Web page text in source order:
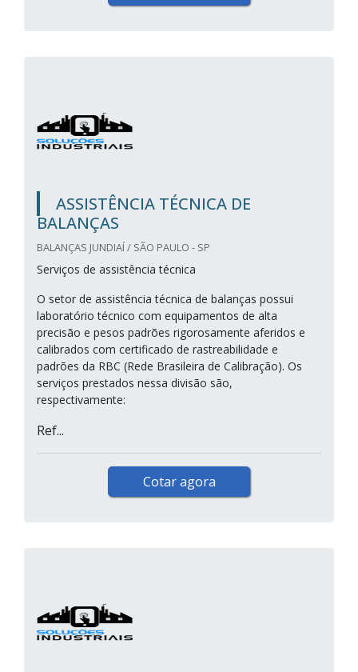
ASSISTÊNCIA TÉCNICA DE
BALANÇAS
BALANÇAS JUNDIAÍ / SÃO PAULO - SP
Serviços de assistência técnica
O setor de assistência técnica de balanças possui
laboratório técnico com equipamentos de alta
precisão e pesos padrões rigorosamente aferidos e
calibrados com certificado de rastreabilidade e
padrões da RBC (Rede Brasileira de Calibração). Os
serviços prestados nessa divisão são,
respectivamente:
Ref...
Cotar agora